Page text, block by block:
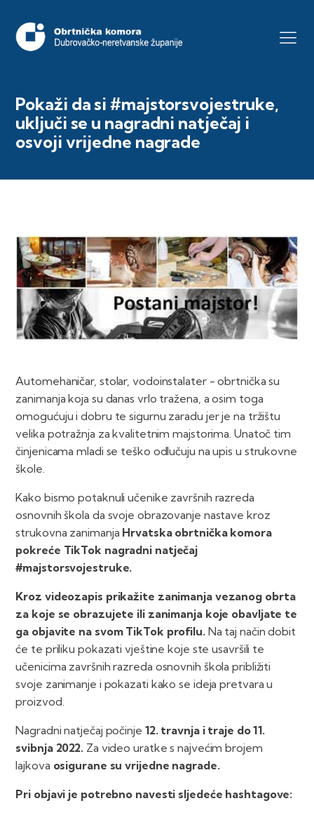
Pokaži da si #majstorsvojestruke,
uključi se u nagradni natječaj i
osvoji vrijedne nagrade
Automehaničar, stolar, vodoinstalater - obrtnička su
zanimanja koja su danas vrlo tražena, a osim toga
omogućuju i dobru te sigurnu zaradu jer je na tržištu
velika potražnja za kvalitetnim majstorima. Unatoč tim
činjenicama mladi se teško odlučuju na upis u strukovne
škole.
Kako bismo potaknuli učenike završnih razreda
osnovnih škola da svoje obrazovanje nastave kroz
strukovna zanimanja Hrvatska obrtnička komora
pokreće TikTok nagradni natječaj
#majstorsvojestruke.
Kroz videozapis prikažite zanimanja vezanog obrta
za koje se obrazujete ili zanimanja koje obavljate te
ga objavite na svom TikTok profilu.Na taj način dobit
će te priliku pokazati vještine koje ste usavršili te
učenicima završnih razreda osnovnih škola približiti
svoje zanimanje i pokazati kako se ideja pretvara u
proizvod.
Nagradni natječaj počinje 12. travnja i traje do 11.
svibnja 2022. Za video uratke s najvećim brojem
lajkova osigurane su vrijedne nagrade.
Pri objavi je potrebno navesti sljedeće hashtagove: